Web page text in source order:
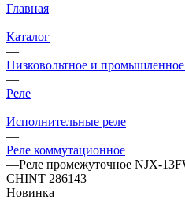
Главная
—
Каталог
—
Низковольтное и промышленное
—
Реле
—
Исполнительные реле
—
Реле коммутационное
—Реле промежуточное NJX-
CHINT 286143
Новинка